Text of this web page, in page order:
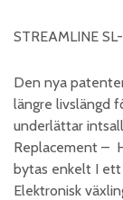
STREAMLINE
Den nya
längre livslängd
underlättar
Replacement –
bytas enkelt I
Elektronisk